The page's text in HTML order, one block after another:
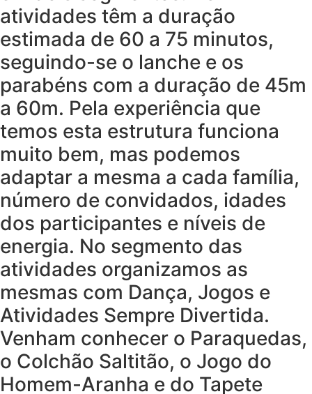
atividades têm a duração
estimada de 60 a 75 minutos,
seguindo-se o lanche e os
parabéns com a duração de 45m
a 60m. Pela experiência que
temos esta estrutura funciona
muito bem, mas podemos
adaptar a mesma a cada família,
número de convidados, idades
dos participantes e níveis de
energia. No segmento das
atividades organizamos as
mesmas com Dança, Jogos e
Atividades Sempre Divertida.
Venham conhecer o Paraquedas,
o Colchão Saltitão, o Jogo do
Homem-Aranha e do Tapete